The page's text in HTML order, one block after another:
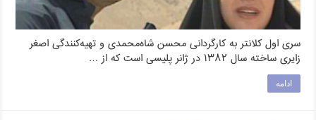
سری اول کلانتر به کارگردانی محسن شاه‌محمدی و تهیه‌کنندگی اصغر
زایری ساخته سال ۱۳۸۲ در ژانر پلیسی است که از …
ادامه